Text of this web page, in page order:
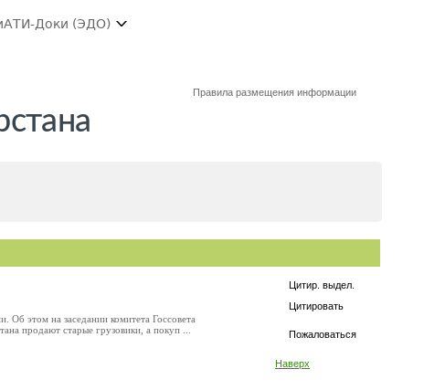
АТИ-Доки (ЭДО)
Правила размещения информации
Цитир. выдел.
Цитировать
Пожаловаться
Наверх
Об этом на заседании комитета Госсовета
продают старые грузовики, а покуп ...